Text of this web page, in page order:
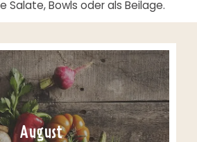
Salate, Bowls oder als Beilage.
August